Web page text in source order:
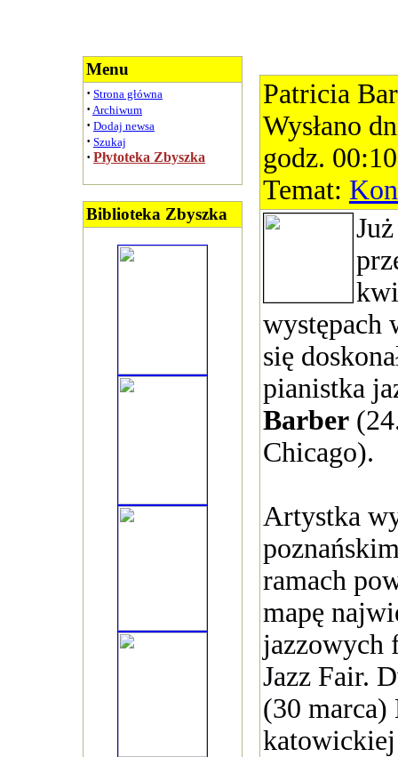
Menu
· Strona główna
· Archiwum
· Dodaj newsa
· Szukaj
· Płytoteka Zbyszka
Biblioteka Zbyszka
Patricia
Wysłano
godz.
Temat:
występach
się
pianistka
Barber
Chicago).
Artystka
ramach
mapę
jazzowych
Jazz Fair.
(30 marca)